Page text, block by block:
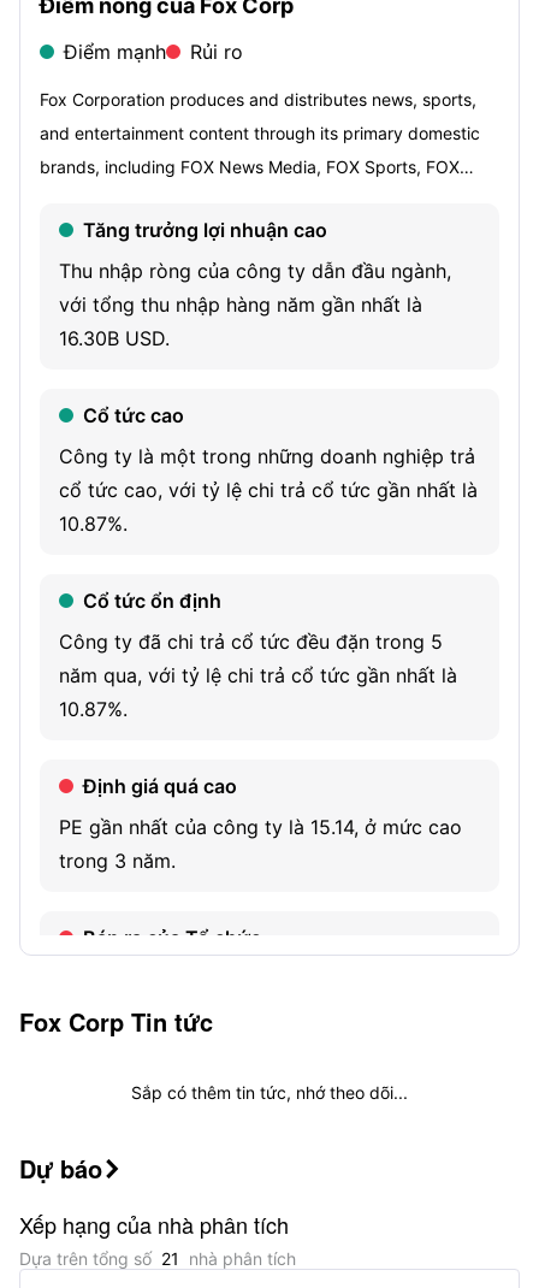
Điểm nóng của Fox Corp
Điểm mạnh Rủi ro
Fox Corporation produces and distributes news, sports,
and entertainment content through its primary domestic
brands, including FOX News Media, FOX Sports, FOX
Group. Its operating segments include Cable Network
Programming, Television, Credible and the FOX Studio
Lot. Cable Network Programming produces and licenses
news and sports content distributed through traditional
operators and telecommunication companies, virtual
digital platforms. Television produces, acquires, markets
and distributes programming through the FOX broadcast
network, advertising supported video-on-demand service
stations, including 11 duopolies, and other digital
platforms. The FOX Studio Lot provides television and film
production services. Credible is a United States consumer
finance marketplace.
Tăng trưởng lợi nhuận cao
Thu nhập ròng của công ty dẫn đầu ngành,
với tổng thu nhập hàng năm gần nhất là
16.30B USD.
Cổ tức cao
Công ty là một trong những doanh nghiệp trả
cổ tức cao, với tỷ lệ chi trả cổ tức gần nhất là
10.87%.
Cổ tức ổn định
Công ty đã chi trả cổ tức đều đặn trong 5
năm qua, với tỷ lệ chi trả cổ tức gần nhất là
10.87%.
Định giá quá cao
PE gần nhất của công ty là 15.14, ở mức cao
trong 3 năm.
Bán ra của Tổ chức
mới nhất là 246.92M, giảm 1.79% so với quý
Nhà đầu tư ngôi sao Donald Yacktman nắm
Hoạt động Thị trường Thấp
Fox Corp Tin tức
Sắp có thêm tin tức, nhớ theo dõi...
Dự báo
Xếp hạng của nhà phân tích
Dựa trên tổng số 21 nhà phân tích